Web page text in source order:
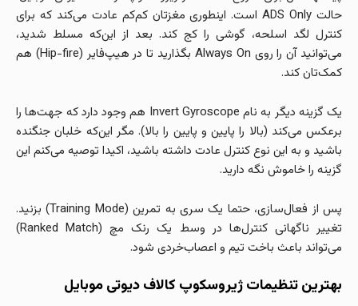
حالت ADS Only است. اینطوری مغزتان کم‌کم عادت می‌کند که برای
کنترل لگد اسلحه، گوشی را کج کند. بعد از این‌که مسلط شدید،
می‌توانید آن را روی Always On بگذارید تا در هیپ‌فایر (Hip-fire) هم
کمک‌تان کند.
یک گزینه دیگر به نام Invert Gyroscope هم وجود دارد که جهت‌ها را
برعکس می‌کند (بالا را پایین و پایین را بالا). مگر این‌که خلبان جنگنده
باشید و به این نوع کنترل عادت داشته باشید، اکیدا توصیه می‌کنم این
گزینه را خاموش نگه دارید.
پس از فعال‌سازی، حتما یک سری به تمرین (Training Mode) بزنید.
تغییر ناگهانی کنترل‌ها در وسط یک رنک مچ (Ranked Match)
می‌تواند باعث باخت تیم و اعصاب‌خردی شود.
بهترین تنظیمات ژیروسکوپ کالاف دیوتی موبایل